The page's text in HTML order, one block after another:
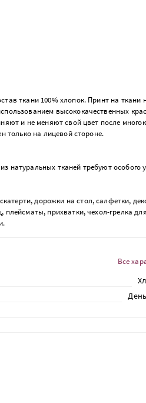
ткани 100% хлопок. Принт на ткани
высококачественных
и не меняют свой цвет после
только на лицевой стороне.
натуральных тканей требуют особого
дорожки на стол, салфетки,
плейсматы, прихватки, чехол-грелка
Все